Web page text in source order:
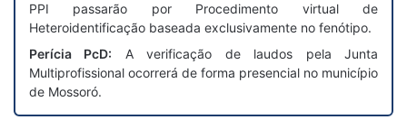
PPI passarão por Procedimento virtual de
Heteroidentificação baseada exclusivamente no fenótipo.
Perícia PcD: A verificação de laudos pela Junta
Multiprofissional ocorrerá de forma presencial no município
de Mossoró.